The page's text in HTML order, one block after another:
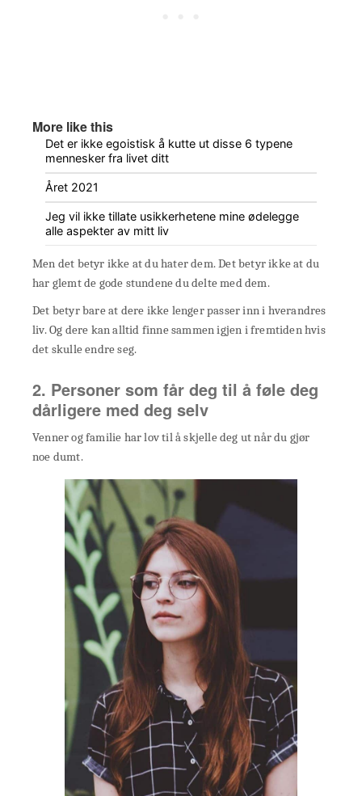
More like this
Det er ikke egoistisk å kutte ut disse 6 typene
mennesker fra livet ditt
Året 2021
Jeg vil ikke tillate usikkerhetene mine ødelegge
alle aspekter av mitt liv
Men det betyr ikke at du hater dem. Det betyr ikke at du
har glemt de gode stundene du delte med dem.
Det betyr bare at dere ikke lenger passer inn i hverandres
liv. Og dere kan alltid finne sammen igjen i fremtiden hvis
det skulle endre seg.
2. Personer som får deg til å føle deg
dårligere med deg selv
Venner og familie har lov til å skjelle deg ut når du gjør
noe dumt.